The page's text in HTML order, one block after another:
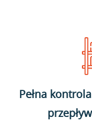
Pełna